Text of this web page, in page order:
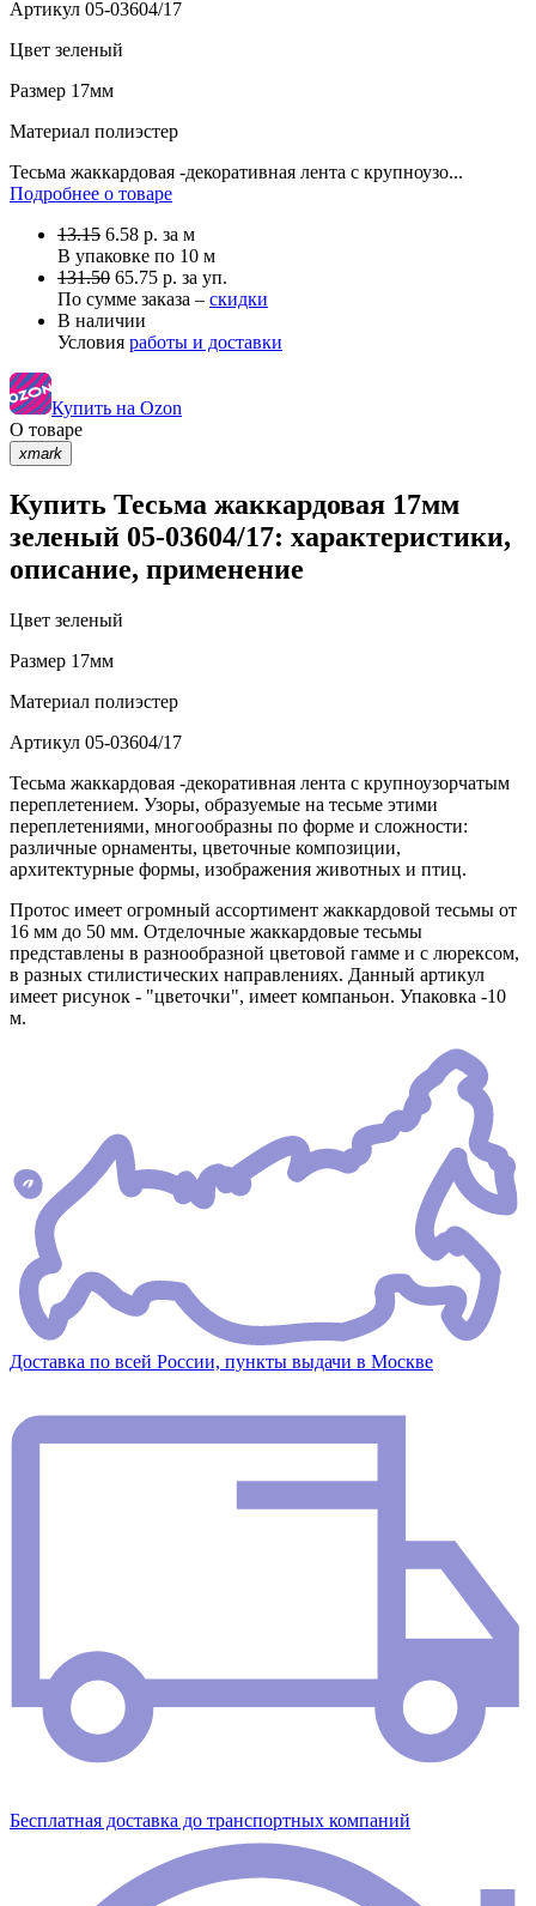
Артикул 05-03604/17
Цвет зеленый
Размер 17мм
Материал полиэстер
Тесьма жаккардовая -декоративная лента с крупноузо...
Подробнее о товаре
13.15 6.58 р. за м
В упаковке по 10 м
131.50 65.75 р. за уп.
По сумме заказа – скидки
В наличии
Условия работы и доставки
Купить на Ozon
О товаре
xmark
Купить Тесьма жаккардовая 17мм
зеленый 05-03604/17: характеристики,
описание, применение
Цвет зеленый
Размер 17мм
Материал полиэстер
Артикул 05-03604/17
Тесьма жаккардовая -декоративная лента с крупноузорчатым
переплетением. Узоры, образуемые на тесьме этими
переплетениями, многообразны по форме и сложности:
различные орнаменты, цветочные композиции,
архитектурные формы, изображения животных и птиц.
Протос имеет огромный ассортимент жаккардовой тесьмы от
16 мм до 50 мм. Отделочные жаккардовые тесьмы
представлены в разнообразной цветовой гамме и с люрексом,
в разных стилистических направлениях. Данный артикул
имеет рисунок - "цветочки", имеет компаньон. Упаковка -10
м.
Доставка по всей России, пункты выдачи в Москве
Бесплатная доставка до транспортных компаний